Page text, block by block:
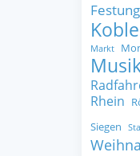
Markt
Rhein
Siegen